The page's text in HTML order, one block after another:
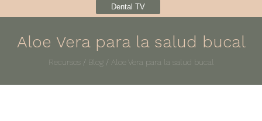
Dental TV
Aloe Vera para la salud bucal
Recursos/ Blog/ Aloe Vera para la salud bucal